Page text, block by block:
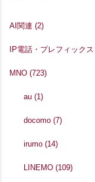
AI関連 (2)
IP電話・プレフィック
MNO (723)
au(1)
docomo(7)
irumo(14)
LINEMO(109)